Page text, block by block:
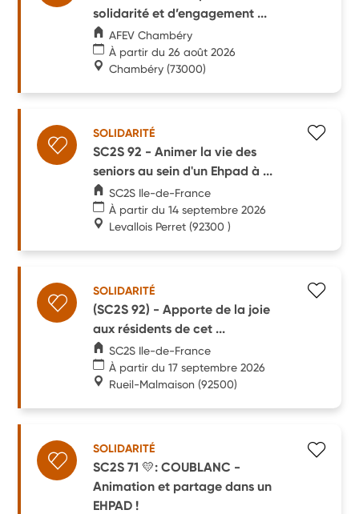
solidarité et d’engagement ...
AFEV Chambéry
À partir du 26 août 2026
Chambéry (73000)
SOLIDARITÉ
SC2S 92 - Animer la vie des
seniors au sein d'un Ehpad à ...
SC2S Ile-de-France
À partir du 14 septembre 2026
Levallois Perret (92300 )
SOLIDARITÉ
(SC2S 92) - Apporte de la joie
aux résidents de cet ...
SC2S Ile-de-France
À partir du 17 septembre 2026
Rueil-Malmaison (92500)
SOLIDARITÉ
SC2S 71 💛: COUBLANC -
Animation et partage dans un
EHPAD !